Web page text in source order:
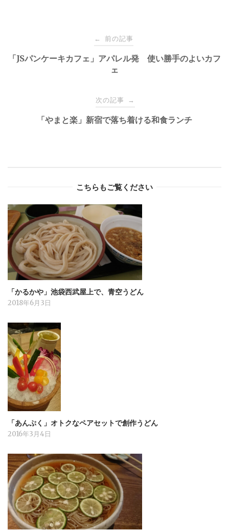
navigation
← 前の記事
「JSパンケーキカフェ」アパレル発 使い勝手のよいカフ
ェ
次の記事 →
「やまと楽」新宿で落ち着ける和食ランチ
こちらもご覧ください
「かるかや」池袋西武屋上で、青空うどん
2018年6月3日
「あんぷく」オトクなペアセットで創作うどん
2016年3月4日